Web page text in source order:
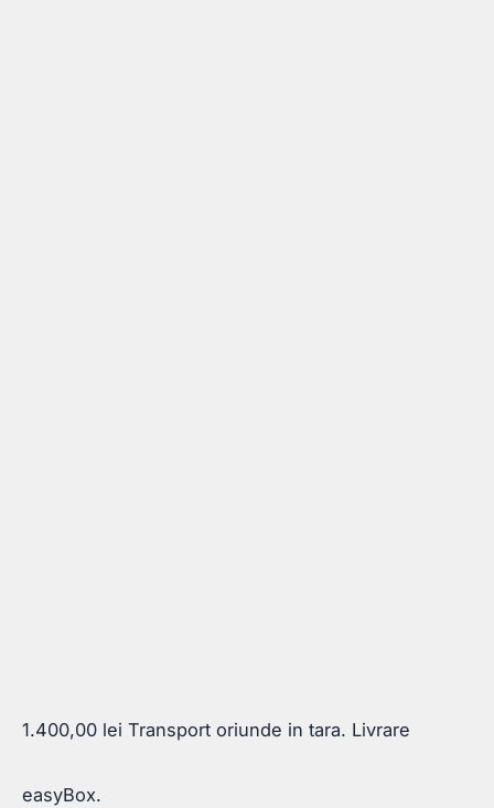
1.400,00 lei Transport oriunde in tara. Livrare
easyBox.